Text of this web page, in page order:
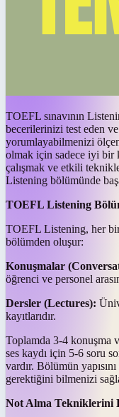
TOEFL sınavının
becerilerinizi test eden
yorumlayabilmenizi
olmak için sadece iyi bir
çalışmak ve etkili
Listening bölümünde
TOEFL Listening
TOEFL Listening, her
bölümden oluşur:
Konuşmalar
öğrenci ve personel
Dersler (Lectures):
kayıtlarıdır.
Toplamda 3-4 konuşma
ses kaydı için 5-6 soru
vardır. Bölümün
gerektiğini bilmenizi
Not Alma Tekniklerini